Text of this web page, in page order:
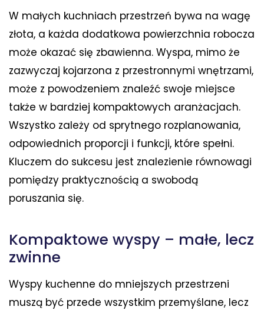
W małych kuchniach przestrzeń bywa na wagę
złota, a każda dodatkowa powierzchnia robocza
może okazać się zbawienna. Wyspa, mimo że
zazwyczaj kojarzona z przestronnymi wnętrzami,
może z powodzeniem znaleźć swoje miejsce
także w bardziej kompaktowych aranżacjach.
Wszystko zależy od sprytnego rozplanowania,
odpowiednich proporcji i funkcji, które spełni.
Kluczem do sukcesu jest znalezienie równowagi
pomiędzy praktycznością a swobodą
poruszania się.
Kompaktowe wyspy – małe, lecz
zwinne
Wyspy kuchenne do mniejszych przestrzeni
muszą być przede wszystkim przemyślane, lecz